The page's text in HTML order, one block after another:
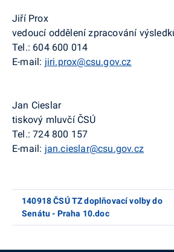
Jiří Prox
vedoucí oddělení zpracování
Tel.: 604 600 014
E-mail: jiri.prox@csu.gov.cz
Jan Cieslar
tiskový mluvčí ČSÚ
Tel.: 724 800 157
E-mail: jan.cieslar@csu.gov.cz
140918 ČSÚ TZ doplňovací volby do
Senátu - Praha 10.doc